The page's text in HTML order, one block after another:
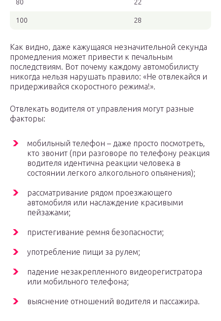
80 22
100 28
Как видно, даже кажущаяся незначительной секунда
промедления может привести к печальным
последствиям. Вот почему каждому автомобилисту
никогда нельзя нарушать правило: «Не отвлекайся и
придерживайся скоростного режима!».
Отвлекать водителя от управления могут разные
факторы:
мобильный телефон – даже просто посмотреть,
кто звонит (при разговоре по телефону реакция
водителя идентична реакции человека в
состоянии легкого алкогольного опьянения);
рассматривание рядом проезжающего
автомобиля или наслаждение красивыми
пейзажами;
пристегивание ремня безопасности;
употребление пищи за рулем;
падение незакрепленного видеорегистратора
или мобильного телефона;
выяснение отношений водителя и пассажира.